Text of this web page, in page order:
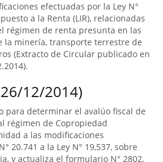
efectuadas por la Ley N°
a la Renta (LIR), relacionadas
régimen de renta presunta en las
la minería, transporte terrestre de
(Extracto de Circular publicado en
12/2014)
para determinar el avalúo fiscal de
régimen de Copropiedad
a las modificaciones
20.741 a la Ley N° 19,537, sobre
y actualiza el formulario N° 2802,